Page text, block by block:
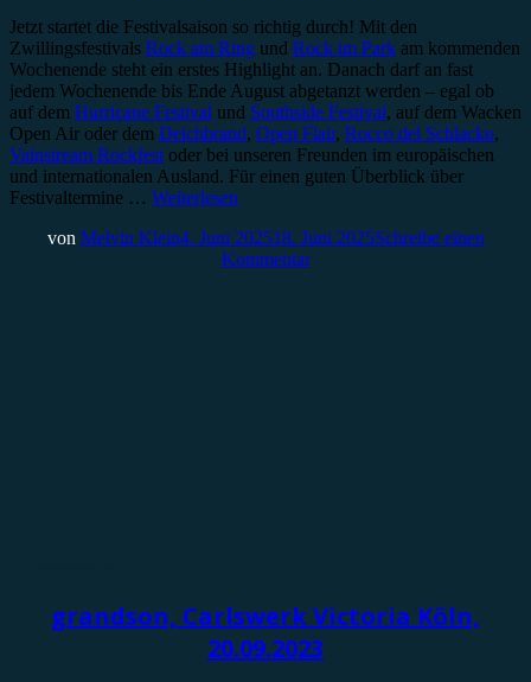
Jetzt startet die Festivalsaison so richtig durch! Mit den
Zwillingsfestivals Rock am Ring und Rock im Park am kommenden
Wochenende steht ein erstes Highlight an. Danach darf an fast
jedem Wochenende bis Ende August abgetanzt werden – egal ob
auf dem Hurricane Festival und Southside Festival, auf dem Wacken
Open Air oder dem Deichbrand, Open Flair, Rocco del Schlacko,
Vainstream Rockfest oder bei unseren Freunden im europäischen
und internationalen Ausland. Für einen guten Überblick über
Festivaltermine … Weiterlesen
von Melvin Klein4. Juni 202518. Juni 2025Schreibe einen
Kommentar
grandson, Carlswerk Victoria Köln,
20.09.2023